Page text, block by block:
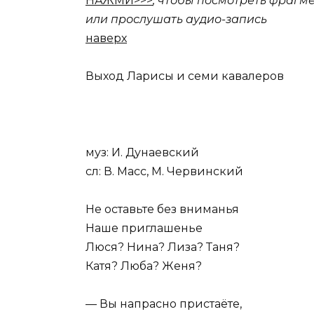
или прослушать аудио-запись
наверх
Выход Ларисы и семи кавалеров
муз: И. Дунаевский
сл: В. Масс, М. Червинский
Не оставьте без вниманья
Наше приглашенье
Люся? Нина? Лиза? Таня?
Катя? Люба? Женя?
— Вы напрасно пристаёте,